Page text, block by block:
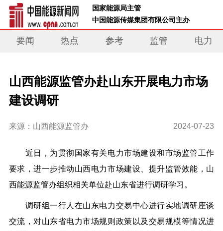
国家能源局主管
中国能源传媒集团有限公司主办
要闻 热点 参考 监管 电力
山西能源监管办赴山东开展电力市场
建设调研
来源：山西能源监管办 2024-07-23
近日，为贯彻国家有关电力市场建设和市场监管工作
要求，进一步推动山西电力市场建设、提升监管效能，山
西能源监管办组织相关单位赴山东省进行调研学习。
调研组一行人在山东电力交易中心进行实地调研座谈
交流，对山东省电力市场规则政策以及交易规模等情况进